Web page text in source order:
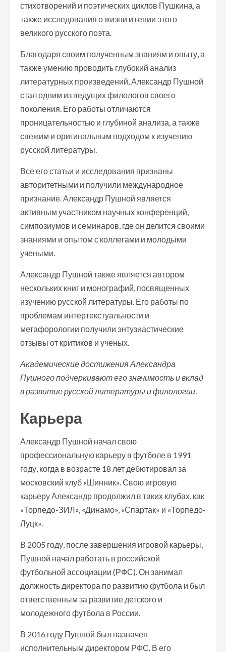
стихотворений и поэтических циклов Пушкина, а
также исследования о жизни и гении этого
великого русского поэта.
Благодаря своим полученным знаниям и опыту, а
также умению проводить глубокий анализ
литературных произведений, Александр Пушной
стал одним из ведущих филологов своего
поколения. Его работы отличаются
проницательностью и глубиной анализа, а также
свежим и оригинальным подходом к изучению
русской литературы.
Все его статьи и исследования признаны
авторитетными и получили международное
признание. Александр Пушной является
активным участником научных конференций,
симпозиумов и семинаров, где он делится своими
знаниями и опытом с коллегами и молодыми
учеными.
Александр Пушной также является автором
нескольких книг и монографий, посвященных
изучению русской литературы. Его работы по
проблемам интертекстуальности и
метафорологии получили энтузиастические
отзывы от критиков и ученых.
Академические достижения Александра
Пушного подчеркивают его значимость и вклад
в развитие русской литературы и филологии.
Карьера
Александр Пушной начал свою
профессиональную карьеру в футболе в 1991
году, когда в возрасте 18 лет дебютировал за
московский клуб «Шинник». Свою игровую
карьеру Александр продолжил в таких клубах, как
«Торпедо-ЗИЛ», «Динамо», «Спартак» и «Торпедо-
Луцк».
В 2005 году, после завершения игровой карьеры,
Пушной начал работать в российской
футбольной ассоциации (РФС). Он занимал
должность директора по развитию футбола и был
ответственным за развитие детского и
молодежного футбола в России.
В 2016 году Пушной был назначен
исполнительным директором РФС. В его